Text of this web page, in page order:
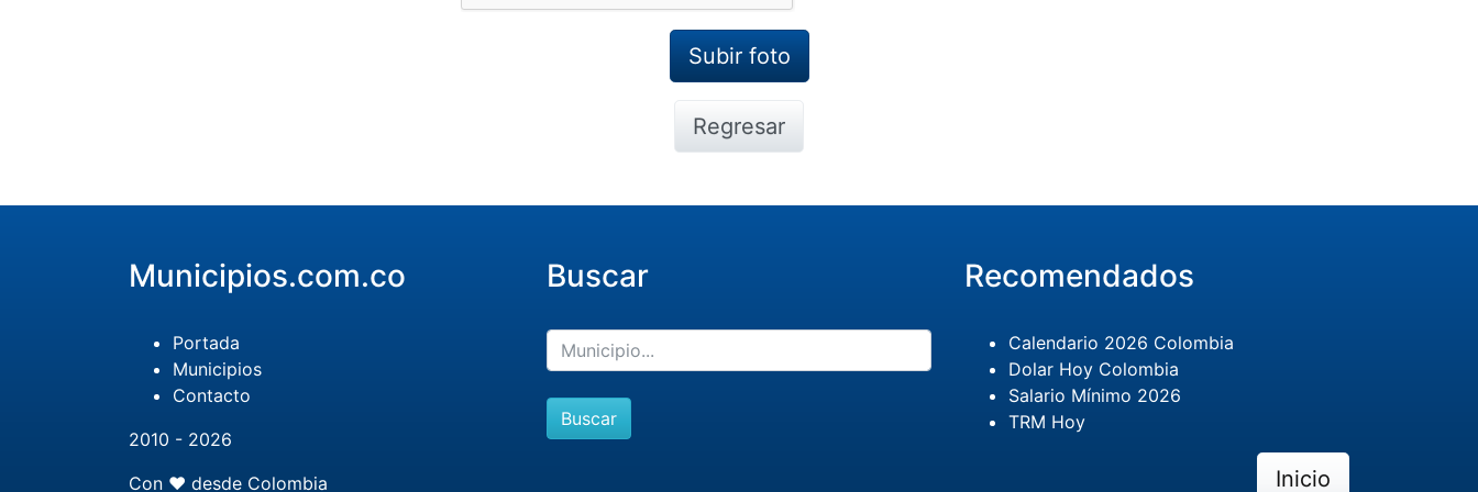
Regresar
Municipios.com.co
Portada
Municipios
Contacto
2010 - 2026
Con ❤️ desde Colombia
Buscar
Buscar
Recomendados
Calendario 2026 Colombia
Dolar Hoy Colombia
Salario Mínimo 2026
TRM Hoy
Inicio